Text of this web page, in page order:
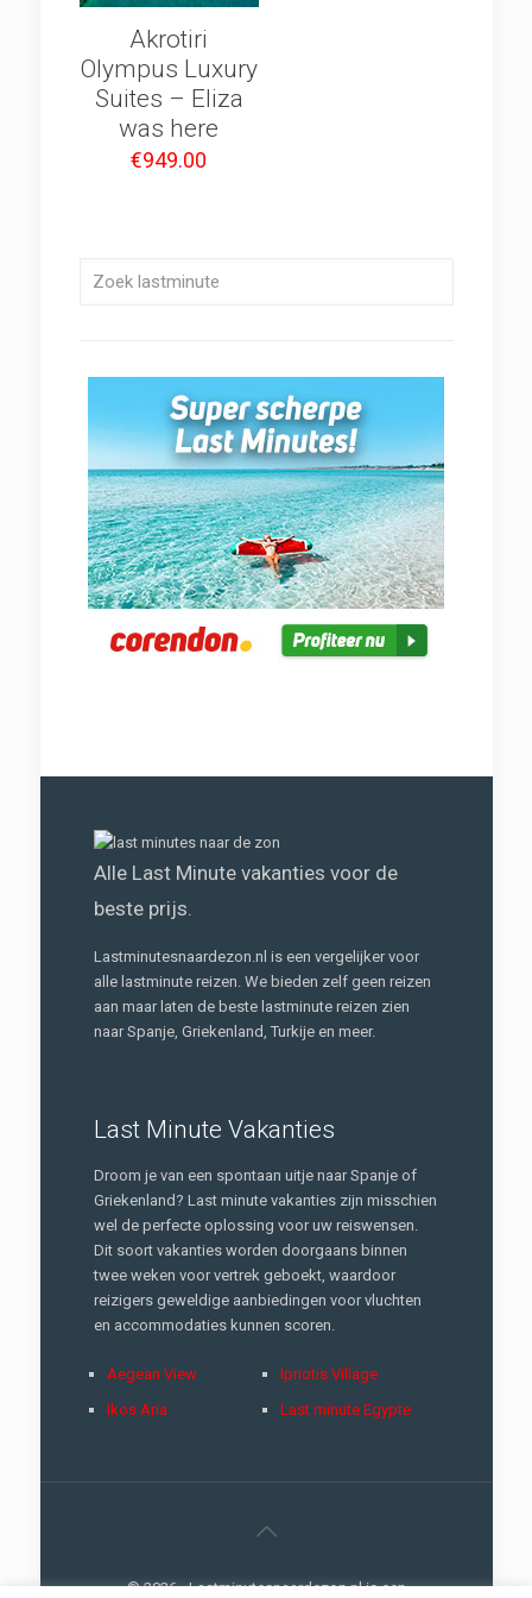
Akrotiri
Olympus Luxury
Suites – Eliza
was here
€949.00
Alle Last Minute vakanties voor de
beste prijs.
Lastminutesnaardezon.nl is een vergelijker voor
alle lastminute reizen. We bieden zelf geen reizen
aan maar laten de beste lastminute reizen zien
naar Spanje, Griekenland, Turkije en meer.
Last Minute Vakanties
Droom je van een spontaan uitje naar Spanje of
Griekenland? Last minute vakanties zijn misschien
wel de perfecte oplossing voor uw reiswensen.
Dit soort vakanties worden doorgaans binnen
twee weken voor vertrek geboekt, waardoor
reizigers geweldige aanbiedingen voor vluchten
en accommodaties kunnen scoren.
Aegean View
Ikos Aria
Ipriotis Village
Last minute Egypte
© 2026 - Lastminutesnaardezon.nl is een